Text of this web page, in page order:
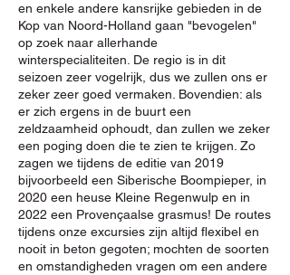
en enkele andere kansrijke gebieden in de
Kop van Noord-Holland gaan "bevogelen"
op zoek naar allerhande
winterspecialiteiten. De regio is in dit
seizoen zeer vogelrijk, dus we zullen ons er
zeker zeer goed vermaken. Bovendien: als
er zich ergens in de buurt een
zeldzaamheid ophoudt, dan zullen we zeker
een poging doen die te zien te krijgen. Zo
zagen we tijdens de editie van 2019
bijvoorbeeld een Siberische Boompieper, in
2020 een heuse Kleine Regenwulp en in
2022 een Provençaalse grasmus! De routes
tijdens onze excursies zijn altijd flexibel en
nooit in beton gegoten; mochten de soorten
en omstandigheden vragen om een andere